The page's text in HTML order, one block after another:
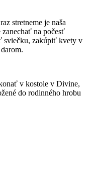
stretneme je naša
zanechať na počesť
sviečku, zakúpiť kvety v
v kostole v Divine,
do rodinného hrobu